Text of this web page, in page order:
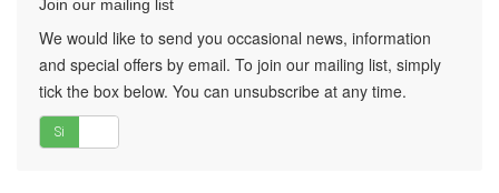
Join our mailing list
We would like to send you occasional news, information
and special offers by email. To join our mailing list, simply
tick the box below. You can unsubscribe at any time.
Si